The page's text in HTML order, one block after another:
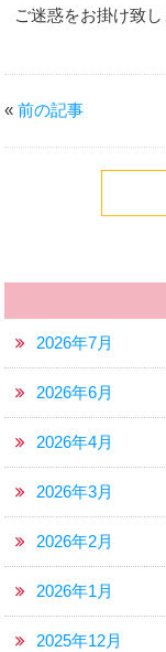
ご迷惑をお掛け致
«前の記事
2026年7月
2026年6月
2026年4月
2026年3月
2026年2月
2026年1月
2025年12月